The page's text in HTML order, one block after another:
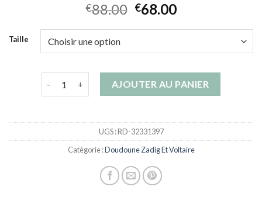
€88.00 €68.00
Taille
quantité de doudoune zadig et voltaire
AJOUTER AU PANIER
UGS :RD-32331397
Catégorie :Doudoune Zadig Et Voltaire